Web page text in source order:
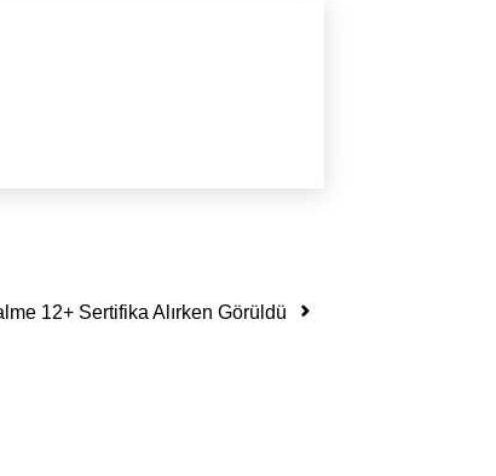
12+ Sertifika Alırken Görüldü